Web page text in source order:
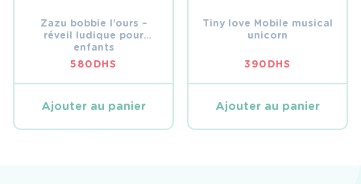
Zazu bobbie l’ours –
réveil ludique pour
enfants
580 DHS
Ajouter au panier
Tiny love Mobile musical
unicorn
390 DHS
Ajouter au panier